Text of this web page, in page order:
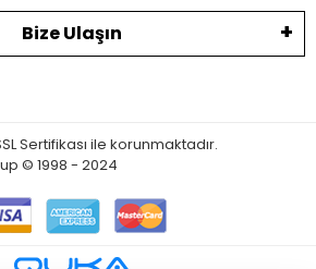
Bize Ulaşın
Sertifikası ile korunmaktadır.
© 1998 - 2024